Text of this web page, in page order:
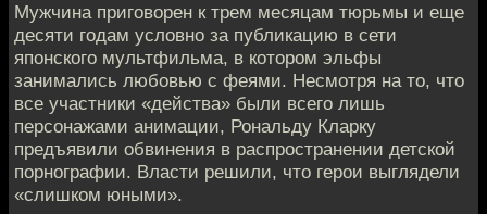
Мужчина приговорен к трем месяцам тюрьмы и еще
десяти годам условно за публикацию в сети
японского мультфильма, в котором эльфы
занимались любовью с феями. Несмотря на то, что
все участники «действа» были всего лишь
персонажами анимации, Рональду Кларку
предъявили обвинения в распространении детской
порнографии. Власти решили, что герои выглядели
«слишком юными».